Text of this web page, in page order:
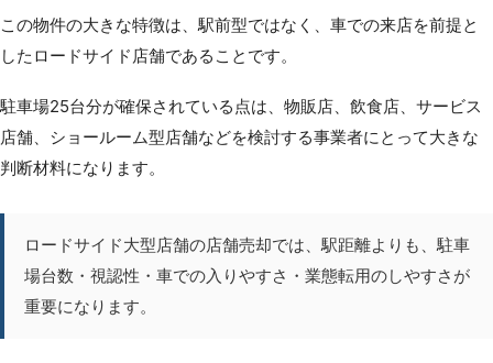
この物件の大きな特徴は、駅前型ではなく、車での来店を前提と
したロードサイド店舗であることです。
駐車場25台分が確保されている点は、物販店、飲食店、サービス
店舗、ショールーム型店舗などを検討する事業者にとって大きな
判断材料になります。
ロードサイド大型店舗の店舗売却では、駅距離よりも、駐車
場台数・視認性・車での入りやすさ・業態転用のしやすさが
重要になります。